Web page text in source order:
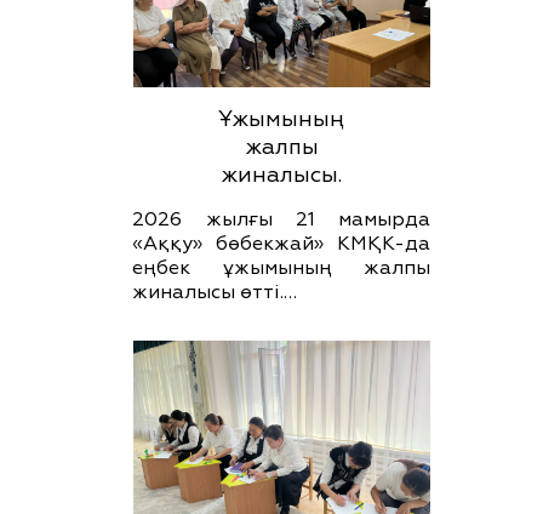
Ұжымының
жалпы
жиналысы.
2026 жылғы 21 мамырда
«Аққу» бөбекжай» КМҚК-да
еңбек ұжымының жалпы
жиналысы өтті.…